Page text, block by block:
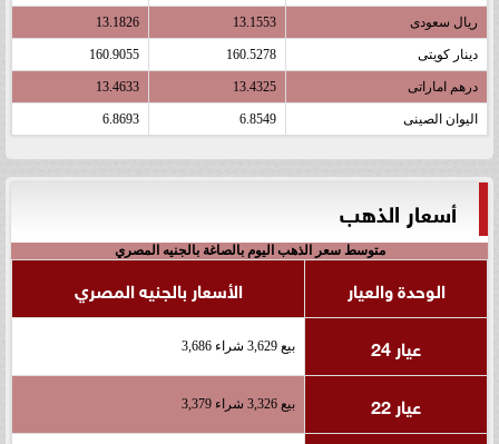
ريال سعودى 13.1553
13.1826
دينار كويتى 160.5278
160.9055
درهم اماراتى 13.4325
13.4633
اليوان الصينى 6.8549
6.8693
أسعار الذهب
متوسط سعر الذهب اليوم بالصاغة بالجنيه المصري
الوحدة والعيار
الأسعار بالجنيه المصري
عيار 24
بيع 3,629 شراء 3,686
عيار 22 بيع 3,326 شراء 3,379